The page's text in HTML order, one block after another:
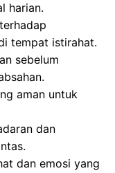
harian.
tempat istirahat.
sebelum
aman untuk
dan
dan emosi yang